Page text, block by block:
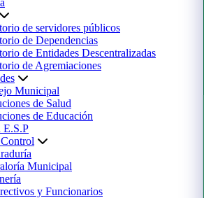
de servidores públicos
de Dependencias
de Entidades Descentralizadas
de Agremiaciones
Municipal
de Salud
de Educación
E.S.P
Municipal
y Funcionarios